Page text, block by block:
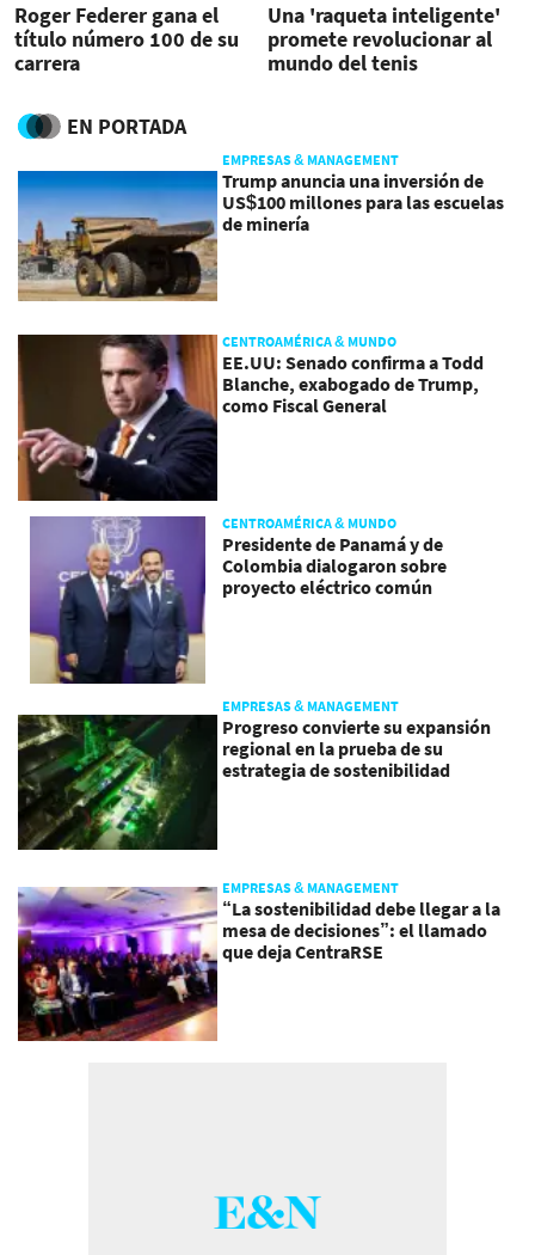
Roger Federer gana el
título número 100 de su
carrera
Una 'raqueta inteligente'
promete revolucionar al
mundo del tenis
EN PORTADA
EMPRESAS & MANAGEMENT
Trump anuncia una inversión de
US$100 millones para las escuelas
de minería
CENTROAMÉRICA & MUNDO
EE.UU: Senado confirma a Todd
Blanche, exabogado de Trump,
como Fiscal General
CENTROAMÉRICA & MUNDO
Presidente de Panamá y de
Colombia dialogaron sobre
proyecto eléctrico común
EMPRESAS & MANAGEMENT
Progreso convierte su expansión
regional en la prueba de su
estrategia de sostenibilidad
EMPRESAS & MANAGEMENT
“La sostenibilidad debe llegar a la
mesa de decisiones”: el llamado
que deja CentraRSE